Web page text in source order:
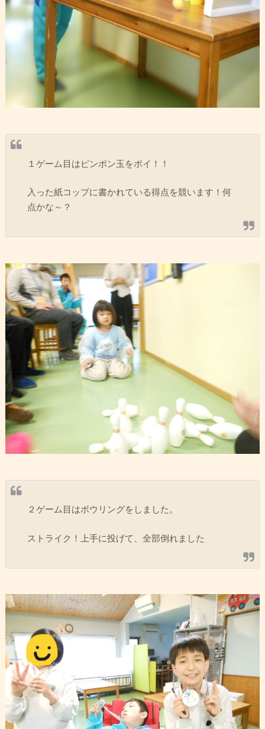
１ゲーム目はピンポン玉をポイ！！
入った紙コップに書かれている得点を競います！何
点かな～？
２ゲーム目はボウリングをしました。
ストライク！上手に投げて、全部倒れました